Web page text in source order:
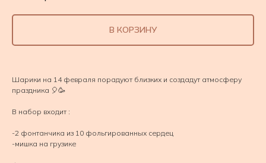
В КОРЗИНУ
Шарики на 14 февраля порадуют близких и создадут атмосферу
праздника 🎈🥳
В набор входит :
-2 фонтанчика из 10 фольгированных сердец
-мишка на грузике